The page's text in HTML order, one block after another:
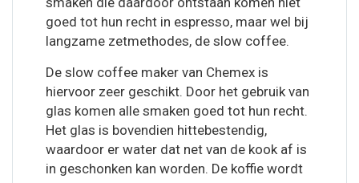
goed tot hun recht in espresso, maar wel bij
langzame zetmethodes, de slow coffee.
De slow coffee maker van Chemex is
hiervoor zeer geschikt. Door het gebruik van
glas komen alle smaken goed tot hun recht.
Het glas is bovendien hittebestendig,
waardoor er water dat net van de kook af is
in geschonken kan worden. De koffie wordt